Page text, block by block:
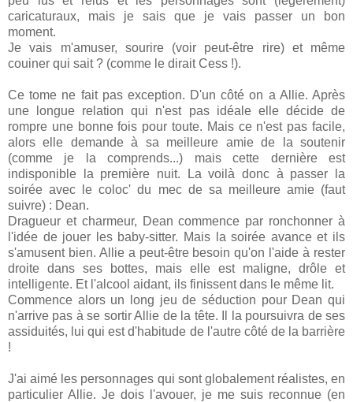
caricaturaux, mais je sais que je vais passer un bon
moment.
Je vais m'amuser, sourire (voir peut-être rire) et même
couiner qui sait ? (comme le dirait Cess !).
Ce tome ne fait pas exception. D'un côté on a Allie. Après
une longue relation qui n'est pas idéale elle décide de
rompre une bonne fois pour toute. Mais ce n'est pas facile,
alors elle demande à sa meilleure amie de la soutenir
(comme je la comprends...) mais cette dernière est
indisponible la première nuit. La voilà donc à passer la
soirée avec le coloc' du mec de sa meilleure amie (faut
suivre) : Dean.
Dragueur et charmeur, Dean commence par ronchonner à
l'idée de jouer les baby-sitter. Mais la soirée avance et ils
s'amusent bien. Allie a peut-être besoin qu'on l'aide à rester
droite dans ses bottes, mais elle est maligne, drôle et
intelligente. Et l'alcool aidant, ils finissent dans le même lit.
Commence alors un long jeu de séduction pour Dean qui
n'arrive pas à se sortir Allie de la tête. Il la poursuivra de ses
assiduités, lui qui est d'habitude de l'autre côté de la barrière
!
J'ai aimé les personnages qui sont globalement réalistes, en
particulier Allie. Je dois l'avouer, je me suis reconnue (en